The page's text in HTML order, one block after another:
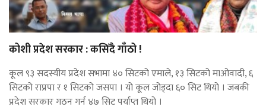
कोशी प्रदेश सरकार : कसिँदै गाँठो !
कूल ९३ सदस्यीय प्रदेश सभामा ४० सिटको एमाले, १३ सिटको माओवादी, ६
सिटको राप्रपा र १ सिटको जसपा । यो कूल जोड्दा ६० सिट थियो । जबकी
प्रदेश सरकार गठन गर्न ४७ सिट पर्याप्त थियो ।